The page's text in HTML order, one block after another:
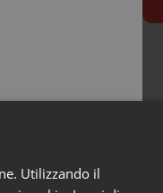
Utilizzando il